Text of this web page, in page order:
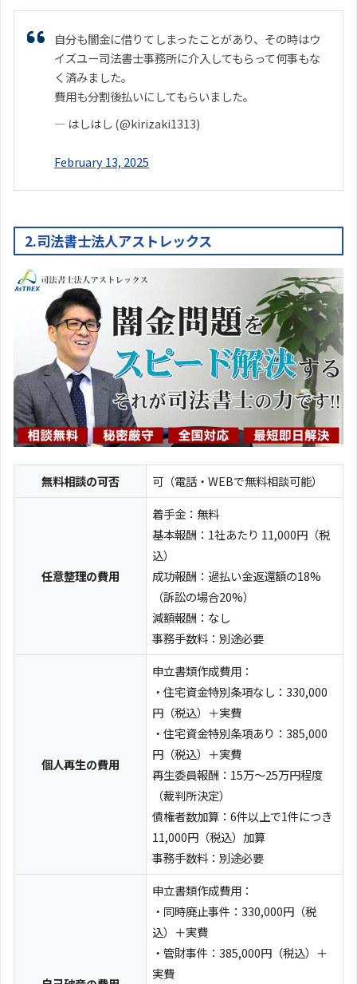
自分も闇金に借りてしまったことがあり、その時はウ
イズユー司法書士事務所に介入してもらって何事もな
く済みました。
費用も分割後払いにしてもらいました。
— はしはし (@kirizaki1313)
February 13, 2025
2.司法書士法人アストレックス
無料相談の可否 可（電話・WEBで無料相談可能）
任意整理の費用
着手金：無料
基本報酬：1社あたり 11,000円（税
込）
成功報酬：過払い金返還額の18%
（訴訟の場合20%）
減額報酬：なし
事務手数料：別途必要
個人再生の費用
申立書類作成費用：
・住宅資金特別条項なし：330,000
円（税込）＋実費
・住宅資金特別条項あり：385,000
円（税込）＋実費
再生委員報酬：15万～25万円程度
（裁判所決定）
債権者数加算：6件以上で1件につき
11,000円（税込）加算
事務手数料：別途必要
申立書類作成費用：
・同時廃止事件：330,000円（税
込）＋実費
・管財事件：385,000円（税込）＋
実費